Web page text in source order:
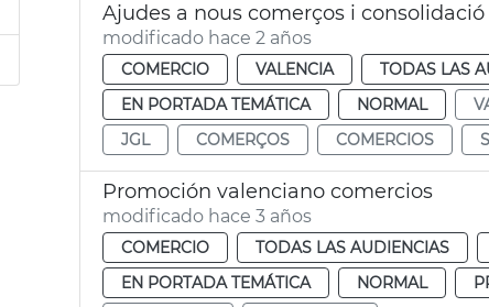
Ajudes a nous comerços i
modificado hace 2 años
COMERCIO VALENCIA TODAS LAS
EN PORTADA TEMÁTICA
NORMAL
JGL
COMERÇOS COMERCIOS
Promoción valenciano comercios
modificado hace 3 años
COMERCIO TODAS LAS AUDIENCIAS
EN PORTADA TEMÁTICA
NORMAL